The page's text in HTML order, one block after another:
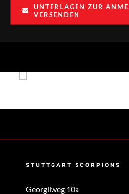
UNTERLAGEN ZUR
VERSENDEN
STUTTGART SCORPIONS
Georgiiweg 10a